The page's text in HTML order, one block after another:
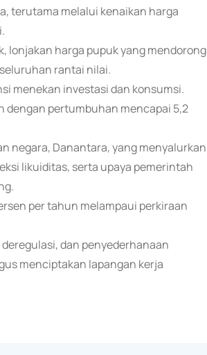
terutama melalui kenaikan harga
lonjakan harga pupuk yang mendorong
rantai nilai.
menekan investasi dan konsumsi.
dengan pertumbuhan mencapai 5,2
negara, Danantara, yang menyalurkan
likuiditas, serta upaya pemerintah
per tahun melampaui perkiraan
dan penyederhanaan
menciptakan lapangan kerja